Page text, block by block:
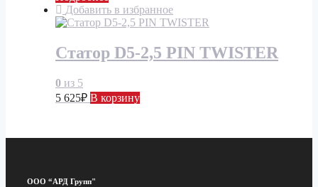
Добавить в избранное
Статор D5-2,5 PIN TWISTER
0 из 5
5 625₽ В корзину
ООО “АРД Групп"